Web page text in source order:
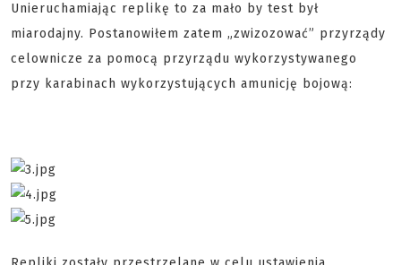
Unieruchamiając replikę to za mało by test był
miarodajny. Postanowiłem zatem „zwizozować” przyrządy
celownicze za pomocą przyrządu wykorzystywanego
przy karabinach wykorzystujących amunicję bojową: